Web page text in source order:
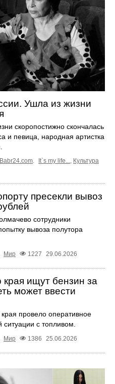
Ушла из жизни
скоропостижно скончалась
и певица, народная артистка
Babr24.com. It`s my life..., Культура
пресекли вывоз
сотрудники
вывоза полутора
Мир 1227 29.06.2026
края ищут бензин за
может ввести
провело оперативное
с топливом.
Мир 1386 25.06.2026